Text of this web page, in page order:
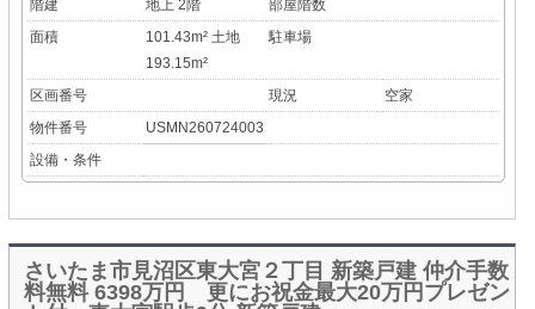
階建 地上 2階
部屋階数
面積
101.43m² 土地
193.15m²
駐車場
区画番号 現況
空家
物件番号
USMN260724003
設備・条件
さいたま市見沼区東大宮２丁目 新築戸建 仲介手数
料無料 6398万円 更にお祝金最大20万円プレゼン